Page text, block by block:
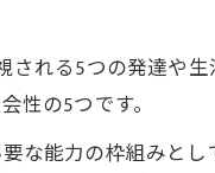
れる5つの発達や
性の5つです。
な能力の枠組みと